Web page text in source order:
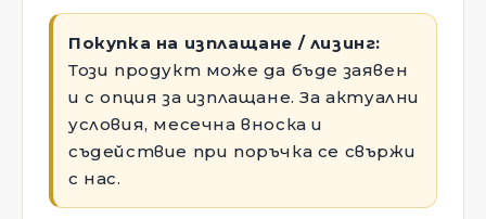
Покупка на изплащане / лизинг:
Този продукт може да бъде заявен
и с опция за изплащане. За актуални
условия, месечна вноска и
съдействие при поръчка се свържи
с нас.